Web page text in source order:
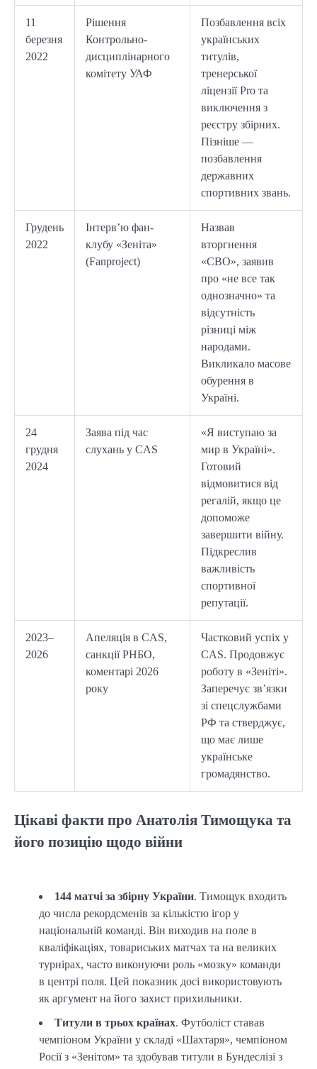
11
березня
2022
Рішення
Контрольно-
дисциплінарного
комітету УАФ
Позбавлення всіх
українських
титулів,
тренерської
ліцензії Pro та
виключення з
реєстру збірних.
Пізніше —
позбавлення
державних
спортивних звань.
Грудень
2022
Інтерв’ю фан-
клубу «Зеніта»
(Fanproject)
Назвав
вторгнення
«СВО», заявив
про «не все так
однозначно» та
відсутність
різниці між
народами.
Викликало масове
обурення в
Україні.
24
грудня
2024
Заява під час
слухань у CAS
«Я виступаю за
мир в Україні».
Готовий
відмовитися від
регалій, якщо це
допоможе
завершити війну.
Підкреслив
важливість
спортивної
репутації.
2023–
2026
Апеляція в CAS,
санкції РНБО,
коментарі 2026
року
Частковий успіх у
CAS. Продовжує
роботу в «Зеніті».
Заперечує зв’язки
зі спецслужбами
РФ та стверджує,
що має лише
українське
громадянство.
Цікаві факти про Анатолія Тимощука та
його позицію щодо війни
144 матчі за збірну України. Тимощук входить
до числа рекордсменів за кількістю ігор у
національній команді. Він виходив на поле в
кваліфікаціях, товариських матчах та на великих
турнірах, часто виконуючи роль «мозку» команди
в центрі поля. Цей показник досі використовують
як аргумент на його захист прихильники.
Титули в трьох країнах. Футболіст ставав
чемпіоном України у складі «Шахтаря», чемпіоном
Росії з «Зенітом» та здобував титули в Бундеслізі з